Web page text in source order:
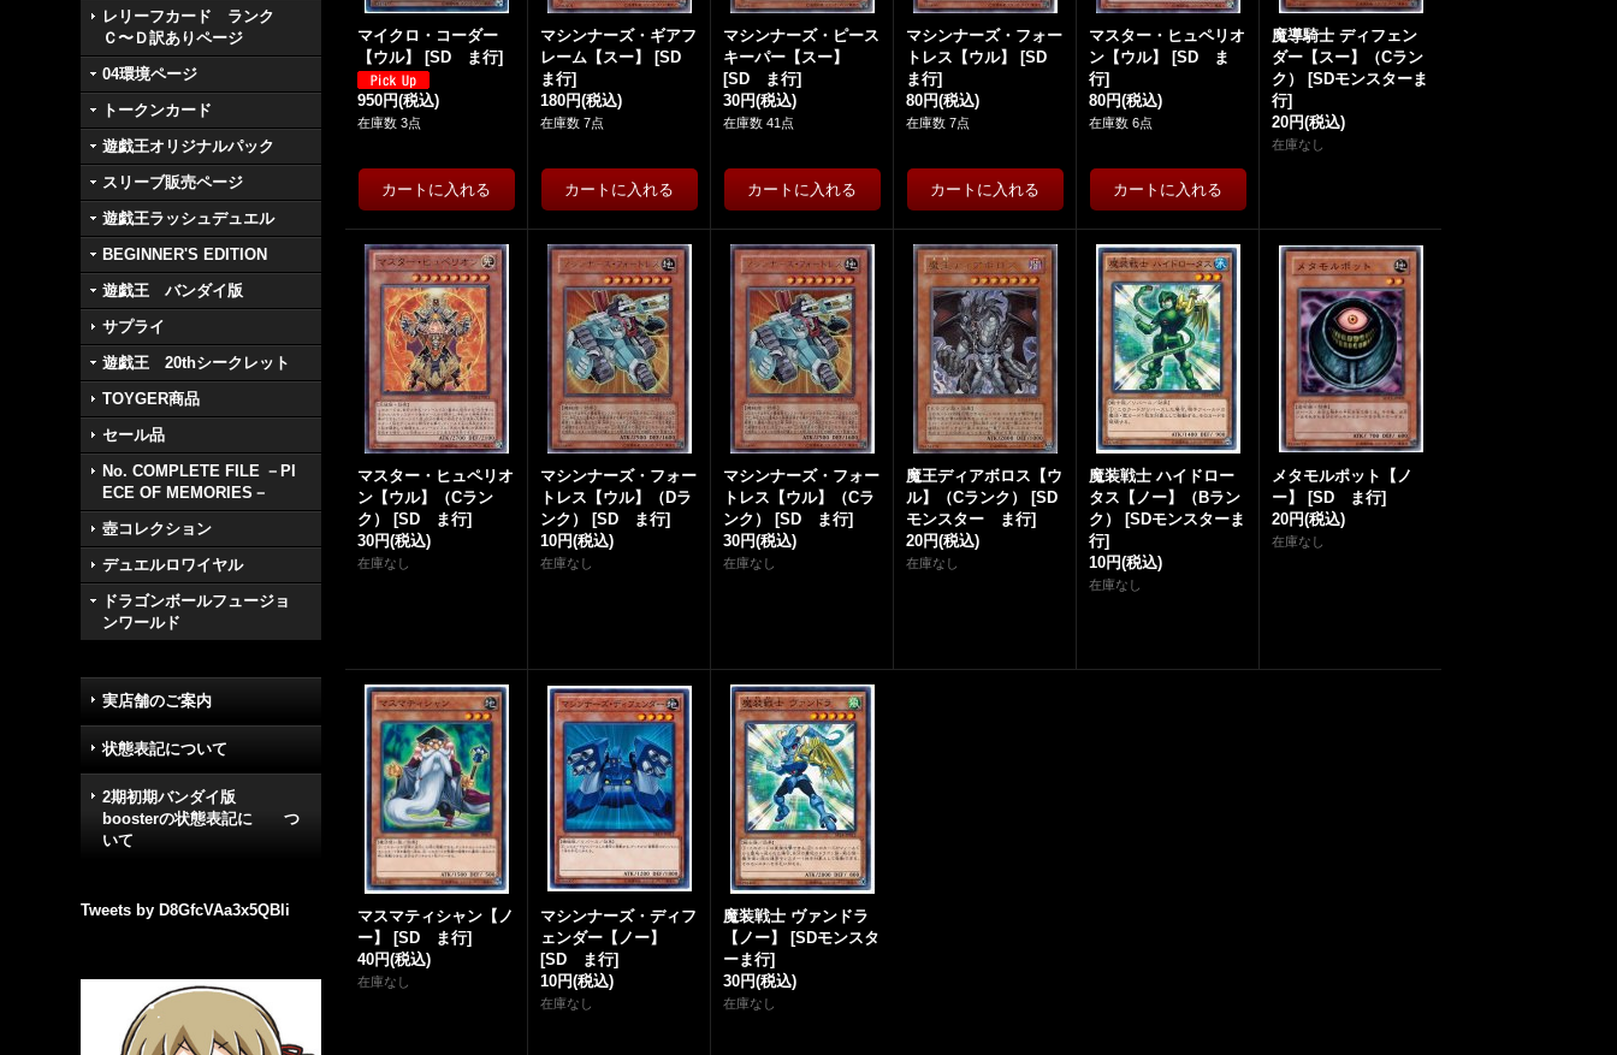
レリーフカード ランク
Ｃ〜Ｄ訳ありページ
04環境ページ
トークンカード
遊戯王オリジナルパック
スリーブ販売ページ
遊戯王ラッシュデュエル
BEGINNER'S EDITION
遊戯王 バンダイ版
サプライ
遊戯王 20thシークレット
TOYGER商品
セール品
No. COMPLETE FILE －PI
ECE OF MEMORIES－
壺コレクション
デュエルロワイヤル
ドラゴンボールフュージョ
ンワールド
実店舗のご案内
状態表記について
2期初期バンダイ版
boosterの状態表記に つ
いて
Tweets by D8GfcVAa3x5QBli
マイクロ・コーダー
【ウル】
[SD ま行]
950円(税込)
在庫数 3点
マシンナーズ・ギアフ
レーム【スー】
[SD
ま行]
180円(税込)
在庫数 7点
マシンナーズ・ピース
キーパー【スー】
[SD ま行]
30円(税込)
在庫数 41点
マシンナーズ・フォー
トレス【ウル】
[SD
ま行]
80円(税込)
在庫数 7点
マスター・ヒュペリオ
ン【ウル】
[SD ま
行]
80円(税込)
在庫数 6点
魔導騎士 ディフェン
ダー【スー】（Cラン
ク）
[SDモンスターま
行]
20円(税込)
在庫なし
マスター・ヒュペリオ
ン【ウル】（Cラン
ク）
[SD ま行]
30円(税込)
在庫なし
マシンナーズ・フォー
トレス【ウル】（Dラ
ンク）
[SD ま行]
10円(税込)
在庫なし
マシンナーズ・フォー
トレス【ウル】（Cラ
ンク）
[SD ま行]
30円(税込)
在庫なし
魔王ディアボロス【ウ
ル】（Cランク）
[SD
モンスター ま行]
20円(税込)
在庫なし
魔装戦士 ハイドロー
タス【ノー】（Bラン
ク）
[SDモンスターま
行]
10円(税込)
在庫なし
メタモルポット【ノ
ー】
[SD ま行]
20円(税込)
在庫なし
マスマティシャン【ノ
ー】
[SD ま行]
40円(税込)
在庫なし
マシンナーズ・ディフ
ェンダー【ノー】
[SD ま行]
10円(税込)
在庫なし
魔装戦士 ヴァンドラ
【ノー】
[SDモンスタ
ーま行]
30円(税込)
在庫なし